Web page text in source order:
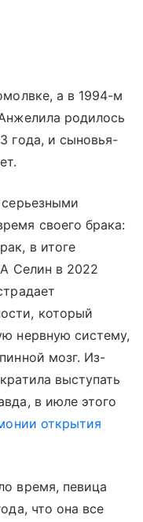
а в 1994-м
родилось
года, и сыновья-
своего брака:
в итоге
Селин в 2022
который
нервную систему,
мозг. Из-
выступать
в июле этого
открытия
время, певица
что она все